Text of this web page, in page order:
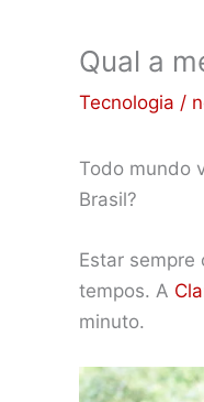
Qual a
Tecnologia /
Todo mundo
Brasil?
Estar
tempos. A
minuto.